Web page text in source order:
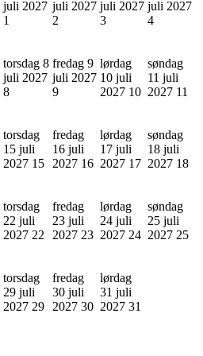
juli 2027
1
juli 2027
2
juli 2027
3
juli 2027
4
torsdag 8
juli 2027
8
fredag 9
juli 2027
9
lørdag
10 juli
2027 10
søndag
11 juli
2027 11
torsdag
15 juli
2027 15
fredag
16 juli
2027 16
lørdag
17 juli
2027 17
søndag
18 juli
2027 18
torsdag
22 juli
2027 22
fredag
23 juli
2027 23
lørdag
24 juli
2027 24
søndag
25 juli
2027 25
torsdag
29 juli
2027 29
fredag
30 juli
2027 30
lørdag
31 juli
2027 31